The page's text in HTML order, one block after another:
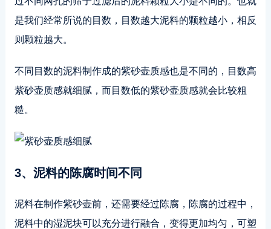
是我们经常所说的目数，目数越大泥料的颗粒越小，相反
则颗粒越大。
不同目数的泥料制作成的紫砂壶质感也是不同的，目数高
紫砂壶质感就细腻，而目数低的紫砂壶质感就会比较粗
糙。
3、泥料的陈腐时间不同
泥料在制作紫砂壶前，还需要经过陈腐，陈腐的过程中，
泥料中的湿泥块可以充分进行融合，变得更加均匀，可塑